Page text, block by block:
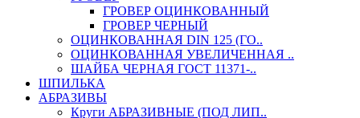
ГРОВЕР ОЦИНКОВАННЫЙ
ГРОВЕР ЧЕРНЫЙ
ОЦИНКОВАННАЯ DIN 125 (ГО..
ОЦИНКОВАННАЯ УВЕЛИЧЕННАЯ ..
ШАЙБА ЧЕРНАЯ ГОСТ 11371-..
ШПИЛЬКА
АБРАЗИВЫ
Круги АБРАЗИВНЫЕ (ПОД ЛИП..